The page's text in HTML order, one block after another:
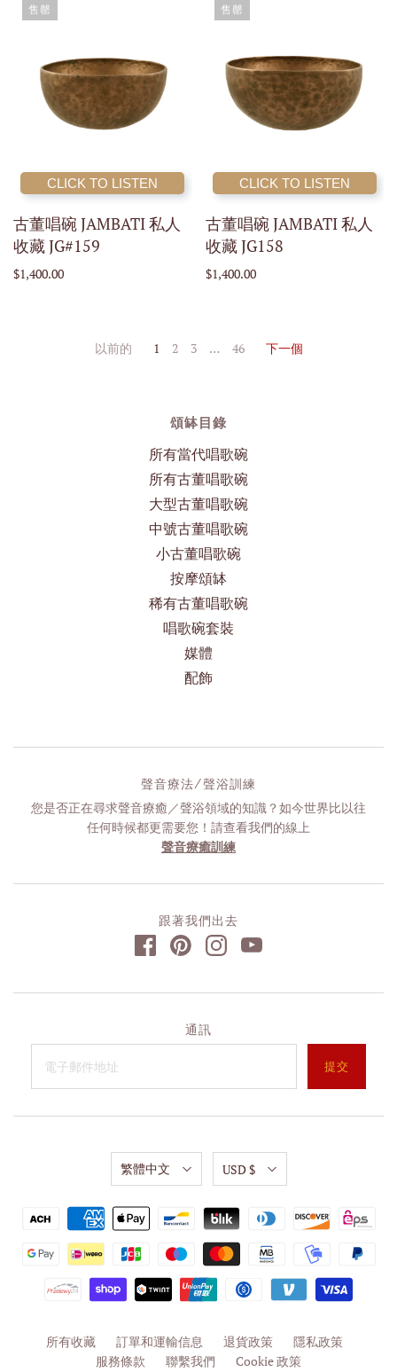
售罄
CLICK TO LISTEN
古董唱碗 JAMBATI 私人
收藏 JG#159
$1,400.00
售罄
CLICK TO LISTEN
古董唱碗 JAMBATI 私人
收藏 JG158
$1,400.00
以前的 1 2 3 … 46 下一個
頌缽目錄
所有當代唱歌碗
所有古董唱歌碗
大型古董唱歌碗
中號古董唱歌碗
小古董唱歌碗
按摩頌缽
稀有古董唱歌碗
唱歌碗套裝
媒體
配飾
聲音療法/聲浴訓練
您是否正在尋求聲音療癒／聲浴領域的知識？如今世界比以往
任何時候都更需要您！請查看我們的線上
聲音療癒訓練
跟著我們出去
通訊
所有收藏 訂單和運輸信息 退貨政策
隱私政策
服務條款
聯繫我們 Cookie 政策
繁體中文 USD $